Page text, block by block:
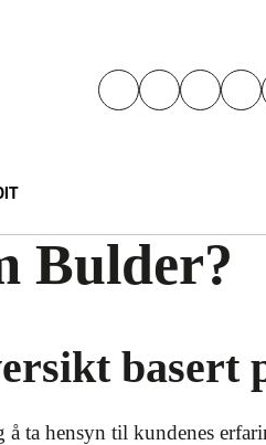
IT
Bulder?
basert
ta hensyn til kundenes